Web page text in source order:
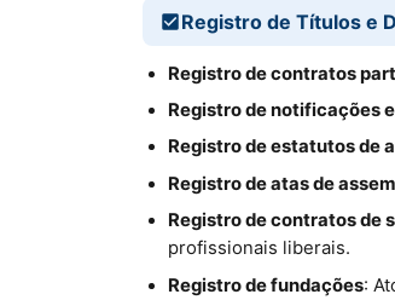
Registro de Títulos e
Registro de contratos
Registro de notificações
Registro de estatutos de
Registro de atas de
Registro de contratos de
profissionais liberais.
Registro de fundações: